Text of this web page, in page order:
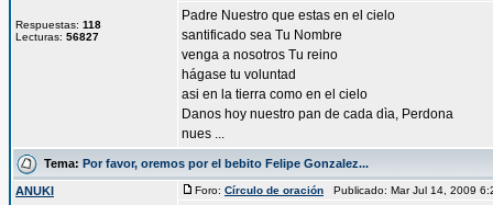
Respuestas: 118
Lecturas: 56827
Padre Nuestro que estas en el cielo
santificado sea Tu Nombre
venga a nosotros Tu reino
hágase tu voluntad
asi en la tierra como en el cielo
Danos hoy nuestro pan de cada dìa, Perdona
nues ...
Tema: Por favor, oremos por el bebito Felipe Gonzalez...
ANUKI Foro: Círculo de oración Publicado: Mar Jul 14, 2009